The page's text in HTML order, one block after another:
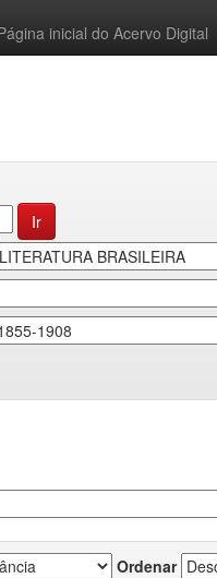
inicial do Acervo Digital
Ordenar